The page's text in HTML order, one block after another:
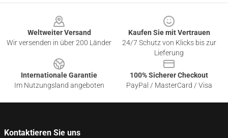
Weltweiter Versand
Wir versenden in über 200 Länder
Kaufen Sie mit Vertrauen
24/7 Schutz von Klicks bis zur
Lieferung
Internationale Garantie
Im Nutzungsland angeboten
100% Sicherer Checkout
PayPal / MasterCard / Visa
Kontaktieren Sie uns